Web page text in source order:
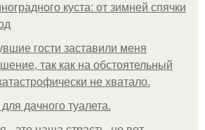
куста: от зимней спячки
гости заставили меня
так как на обстоятельный
не хватало.
дачного туалета.